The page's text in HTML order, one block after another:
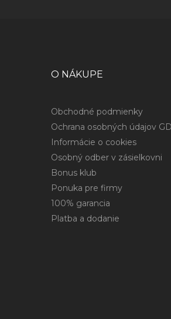
O NÁKUPE
Obchodné podmienky
Ochrana osobných údajov
Informácie o cookies
Osobný odber v zásielkovni
Bonus klub
Ponuka pre firmy
100% garancia
Platba a dodanie